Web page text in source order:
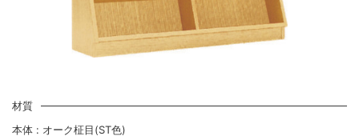
材質
本体 : オーク柾目(ST色)